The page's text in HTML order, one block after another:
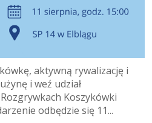
aktywną rywalizację i
i weź udział
Koszykówki
odbędzie się 11...